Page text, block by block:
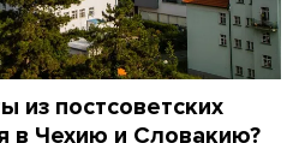
из постсоветских
в Чехию и Словакию?